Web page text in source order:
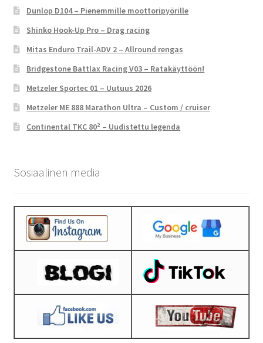
Dunlop D104 – Pienemmille moottoripyörille
Shinko Hook-Up Pro – Drag racing
Mitas Enduro Trail-ADV 2 – Allround rengas
Bridgestone Battlax Racing V03 – Ratakäyttöön!
Metzeler Sportec 01 – Uutuus 2026
Metzeler ME 888 Marathon Ultra – Custom / cruiser
Continental TKC 80² – Uudistettu legenda
Sosiaalinen media